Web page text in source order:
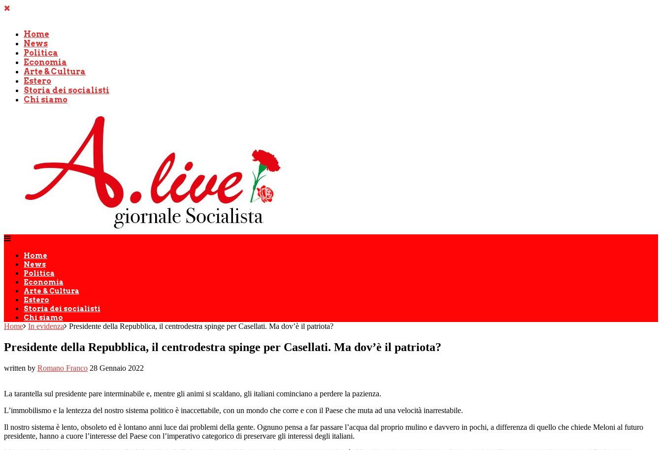
Home
News
Politica
Economia
Arte & Cultura
Estero
Storia dei socialisti
Chi siamo
Home
News
Politica
Economia
Arte & Cultura
Estero
Storia dei socialisti
Chi siamo
Home In evidenza Presidente della Repubblica, il centrodestra spinge per Casellati. Ma dov’è il patriota?
Presidente della Repubblica, il centrodestra spinge per Casellati. Ma dov’è il patriota?
written by Romano Franco 28 Gennaio 2022
La tarantella sul presidente pare interminabile e, mentre gli animi si scaldano, gli italiani cominciano a perdere la pazienza.
L’immobilismo e la lentezza del nostro sistema politico è inaccettabile, con un mondo che corre e con il Paese che muta ad una velocità inarrestabile.
Il nostro sistema è lento, obsoleto ed è lontano anni luce dai problemi della gente. Ognuno pensa a far passare l’acqua dal proprio mulino e davvero in pochi, a differenza di quello che chiede Meloni al futuro
presidente, hanno a cuore l’interesse del Paese con l’imperativo categorico di preservare gli interessi degli italiani.